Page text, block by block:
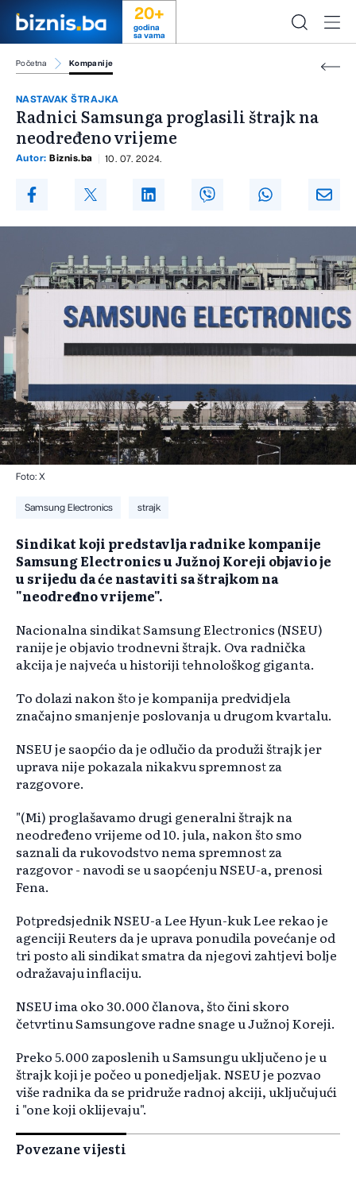
20+
godina
sa vama
Početna Kompanije
NASTAVAK ŠTRAJKA
Radnici Samsunga proglasili štrajk na
neodređeno vrijeme
Autor: Biznis.ba 10. 07. 2024.
Foto: X
Samsung Electronics strajk
Sindikat koji predstavlja radnike kompanije
Samsung Electronics u Južnoj Koreji objavio je
u srijedu da će nastaviti sa štrajkom na
"neodređeno vrijeme".
Nacionalna sindikat Samsung Electronics (NSEU)
ranije je objavio trodnevni štrajk. Ova radnička
akcija je najveća u historiji tehnološkog giganta.
To dolazi nakon što je kompanija predvidjela
značajno smanjenje poslovanja u drugom kvartalu.
NSEU je saopćio da je odlučio da produži štrajk jer
uprava nije pokazala nikakvu spremnost za
razgovore.
"(Mi) proglašavamo drugi generalni štrajk na
neodređeno vrijeme od 10. jula, nakon što smo
saznali da rukovodstvo nema spremnost za
razgovor - navodi se u saopćenju NSEU-a, prenosi
Fena.
Potpredsjednik NSEU-a Lee Hyun-kuk Lee rekao je
agenciji Reuters da je uprava ponudila povećanje od
tri posto ali sindikat smatra da njegovi zahtjevi bolje
odražavaju inflaciju.
NSEU ima oko 30.000 članova, što čini skoro
četvrtinu Samsungove radne snage u Južnoj Koreji.
Preko 5.000 zaposlenih u Samsungu uključeno je u
štrajk koji je počeo u ponedjeljak. NSEU je pozvao
više radnika da se pridruže radnoj akciji, uključujući
i "one koji oklijevaju".
Povezane vijesti